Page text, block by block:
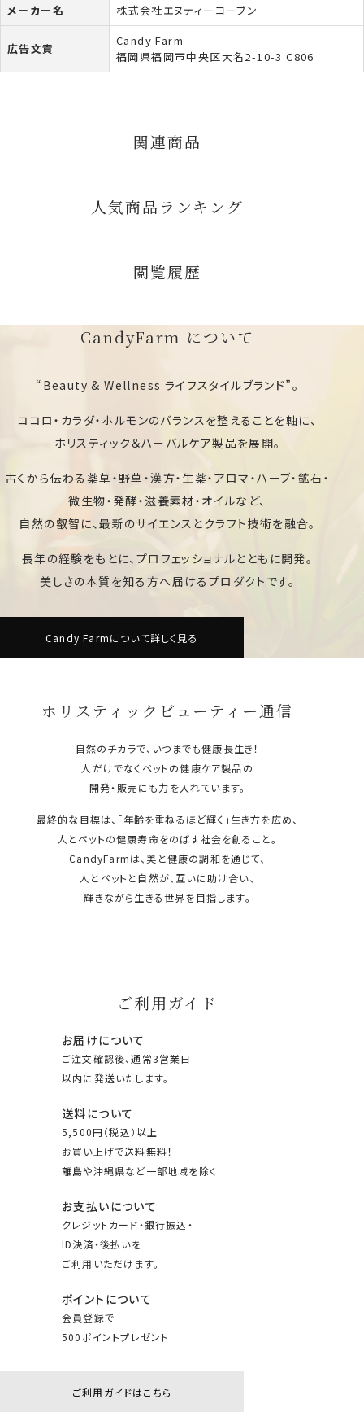
メーカー名
株式会社エヌティーコーブン
広告文責
Candy Farm
福岡県福岡市中央区大名2-10-3 C806
関連商品
人気商品ランキング
閲覧履歴
CandyFarm について
“Beauty & Wellness ライフスタイルブランド”。
ココロ・カラダ・ホルモンのバランスを整えることを軸に、
ホリスティック＆ハーバルケア製品を展開。
古くから伝わる薬草・野草・漢方・生薬・アロマ・ハーブ・鉱石・
微生物・発酵・滋養素材・オイルなど、
自然の叡智に、最新のサイエンスとクラフト技術を融合。
長年の経験をもとに、プロフェッショナルとともに開発。
美しさの本質を知る方へ届けるプロダクトです。
Candy Farmについて詳しく見る
ホリスティックビューティー通信
自然のチカラで、いつまでも健康長生き！
人だけでなくペットの健康ケア製品の
開発・販売にも力を入れています。
最終的な目標は、「年齢を重ねるほど輝く」生き方を広め、
人とペットの健康寿命をのばす社会を創ること。
CandyFarmは、美と健康の調和を通じて、
人とペットと自然が、互いに助け合い、
輝きながら生きる世界を目指します。
ご利用ガイド
お届けについて
ご注文確認後、通常3営業日
以内に発送いたします。
送料について
5,500円（税込）以上
お買い上げで送料無料！
離島や沖縄県など一部地域を除く
お支払いについて
クレジットカード・銀行振込・
ID決済・後払いを
ご利用いただけます。
ポイントについて
会員登録で
500ポイントプレゼント
ご利用ガイドはこちら